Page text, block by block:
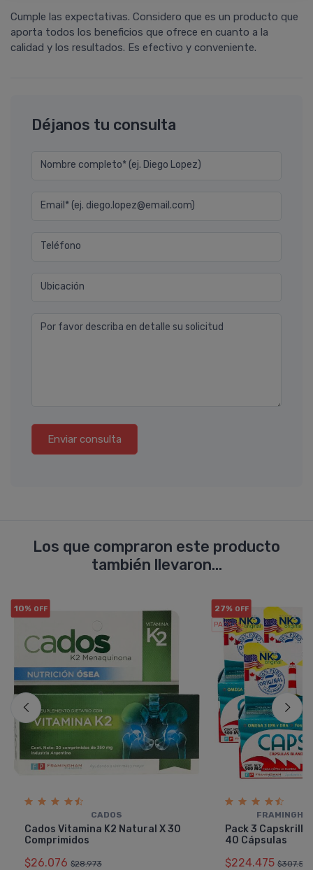
Cumple las expectativas. Considero que es un producto que
aporta todos los beneficios que ofrece en cuanto a la
calidad y los resultados. Es efectivo y conveniente.
Déjanos tu consulta
Nombre completo* (ej. Diego Lopez)
Email* (ej. diego.lopez@email.com)
Teléfono
Ubicación
Por favor describa en detalle su solicitud
Enviar consulta
Los que compraron este producto
también llevaron...
10% OFF
CADOS
Cados Vitamina K2 Natural X 30
Comprimidos
$26.076 $28.973
27% OFF
PACK x3u.
Pack 3 Capskrill
40 Cápsulas
$224.475